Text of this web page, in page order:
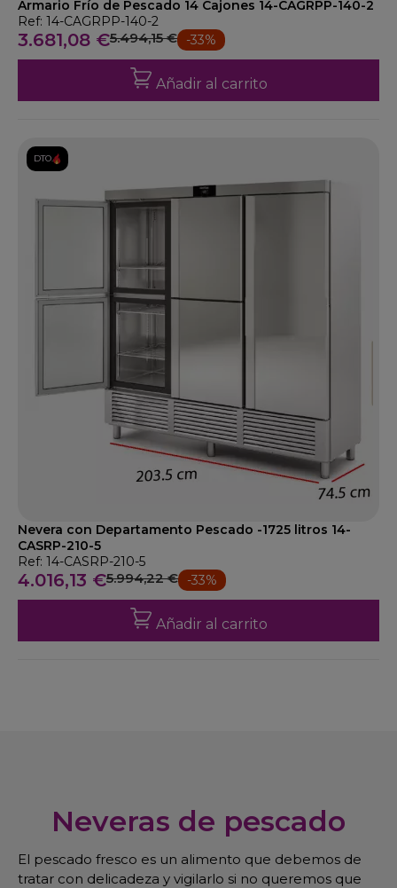
Armario Frío de Pescado 14 Cajones 14-CAGRPP-140-2
Ref: 14-CAGRPP-140-2
3.681,08 €5.494,15 € -33%
Añadir al carrito
DTO.
Nevera con Departamento Pescado -1725 litros 14-
CASRP-210-5
Ref: 14-CASRP-210-5
4.016,13 €5.994,22 € -33%
Añadir al carrito
Neveras de pescado
El pescado fresco es un alimento que debemos de
tratar con delicadeza y vigilarlo si no queremos que